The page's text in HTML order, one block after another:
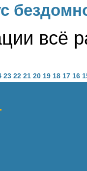
всё
23 22 21 20 19 18 17 16